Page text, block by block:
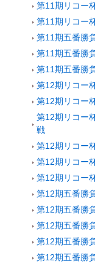
第11期リコー
第11期リコー
第11期五番勝
第11期五番勝
第11期五番勝
第12期リコー
第12期リコー
第12期リコー
戦
第12期リコー
第12期リコー
第12期リコー
第12期五番勝
第12期五番勝
第12期五番勝
第12期五番勝
第12期五番勝